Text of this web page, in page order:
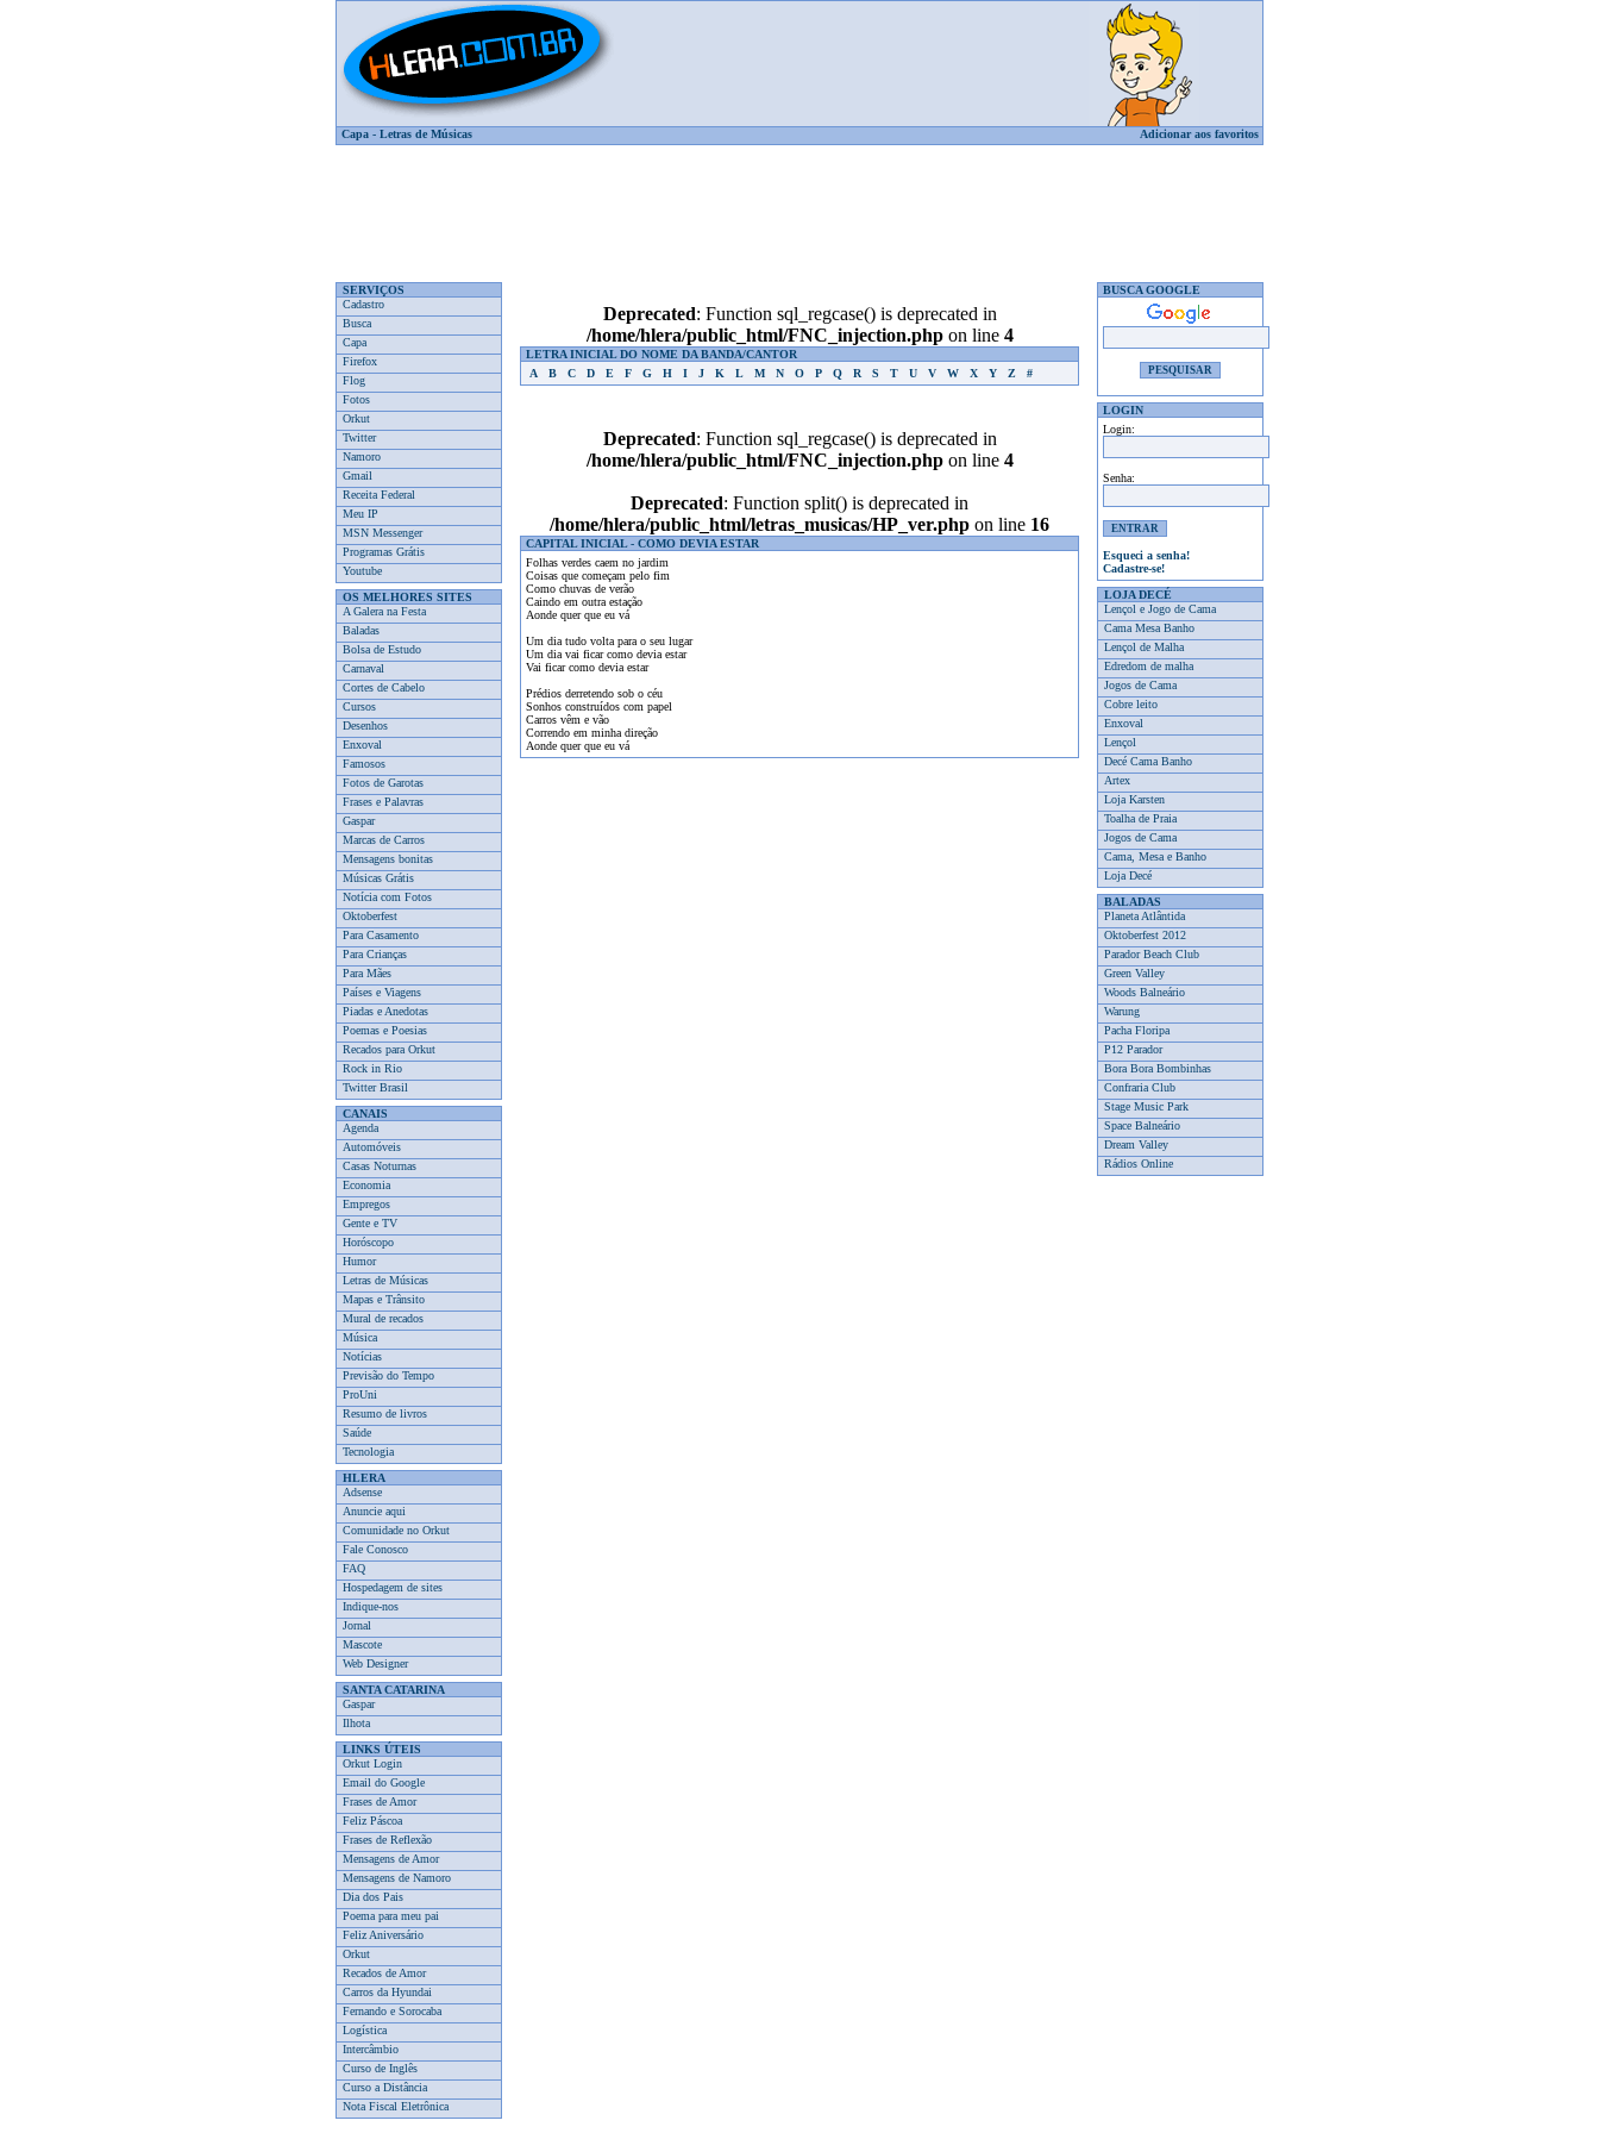
Capa - Letras de Músicas Adicionar aos favoritos
SERVIÇOS
Cadastro
Busca
Capa
Firefox
Flog
Fotos
Orkut
Twitter
Namoro
Gmail
Receita Federal
Meu IP
MSN Messenger
Programas Grátis
Youtube
OS MELHORES SITES
A Galera na Festa
Baladas
Bolsa de Estudo
Carnaval
Cortes de Cabelo
Cursos
Desenhos
Enxoval
Famosos
Fotos de Garotas
Frases e Palavras
Gaspar
Marcas de Carros
Mensagens bonitas
Músicas Grátis
Notícia com Fotos
Oktoberfest
Para Casamento
Para Crianças
Para Mães
Países e Viagens
Piadas e Anedotas
Poemas e Poesias
Recados para Orkut
Rock in Rio
Twitter Brasil
CANAIS
Agenda
Automóveis
Casas Noturnas
Economia
Empregos
Gente e TV
Horóscopo
Humor
Letras de Músicas
Mapas e Trânsito
Mural de recados
Música
Notícias
Previsão do Tempo
ProUni
Resumo de livros
Saúde
Tecnologia
HLERA
Adsense
Anuncie aqui
Comunidade no Orkut
Fale Conosco
FAQ
Hospedagem de sites
Indique-nos
Jornal
Mascote
Web Designer
SANTA CATARINA
Gaspar
Ilhota
LINKS ÚTEIS
Orkut Login
Email do Google
Frases de Amor
Feliz Páscoa
Frases de Reflexão
Mensagens de Amor
Mensagens de Namoro
Dia dos Pais
Poema para meu pai
Feliz Aniversário
Orkut
Recados de Amor
Carros da Hyundai
Fernando e Sorocaba
Logística
Intercâmbio
Curso de Inglês
Curso a Distância
Nota Fiscal Eletrônica
Deprecated: Function sql_regcase() is deprecated in
/home/hlera/public_html/FNC_injection.phpon line 4
LETRA INICIAL DO NOME DA BANDA/CANTOR
A
B C D E F G H I J K L M N O P Q R S T U V W X Y Z #
Deprecated: Function sql_regcase() is deprecated in
/home/hlera/public_html/FNC_injection.phpon line 4
Deprecated: Function split() is deprecated in
/home/hlera/public_html/letras_musicas/HP_ver.php on line 16
CAPITAL INICIAL - COMO DEVIA ESTAR
Folhas verdes caem no jardim
Coisas que começam pelo fim
Como chuvas de verão
Caindo em outra estação
Aonde quer que eu vá
Um dia tudo volta para o seu lugar
Um dia vai ficar como devia estar
Vai ficar como devia estar
Prédios derretendo sob o céu
Sonhos construídos com papel
Carros vêm e vão
Correndo em minha direção
Aonde quer que eu vá
BUSCA GOOGLE
LOGIN
Login:
Senha:
Esqueci a senha!
Cadastre-se!
LOJA DECÉ
Lençol e Jogo de Cama
Cama Mesa Banho
Lençol de Malha
Edredom de malha
Jogos de Cama
Cobre leito
Enxoval
Lençol
Decé Cama Banho
Artex
Loja Karsten
Toalha de Praia
Jogos de Cama
Cama, Mesa e Banho
Loja Decé
BALADAS
Planeta Atlântida
Oktoberfest 2012
Parador Beach Club
Green Valley
Woods Balneário
Warung
Pacha Floripa
P12 Parador
Bora Bora Bombinhas
Confraria Club
Stage Music Park
Space Balneário
Dream Valley
Rádios Online